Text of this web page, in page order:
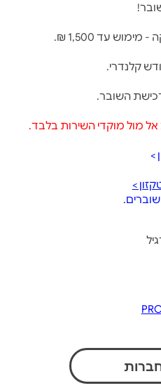
עד 1,500 ₪.
מול מוקדי השירות בלבד.
>
>